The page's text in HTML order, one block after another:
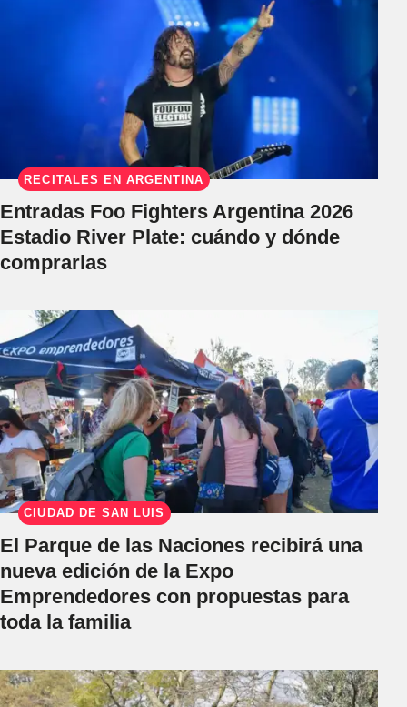
RECITALES EN ARGENTINA
Entradas Foo Fighters Argentina 2026
Estadio River Plate: cuándo y dónde
comprarlas
CIUDAD DE SAN LUIS
El Parque de las Naciones recibirá una
nueva edición de la Expo
Emprendedores con propuestas para
toda la familia